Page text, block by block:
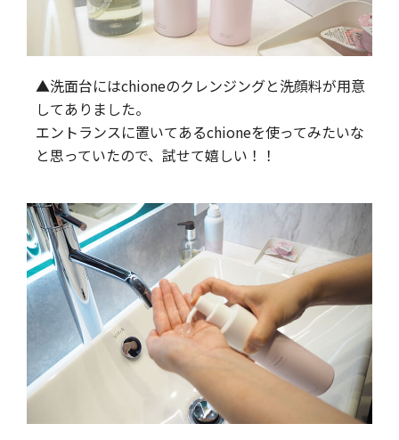
▲洗面台にはchioneのクレンジングと洗顔料が用意
してありました。
エントランスに置いてあるchioneを使ってみたいな
と思っていたので、試せて嬉しい！！